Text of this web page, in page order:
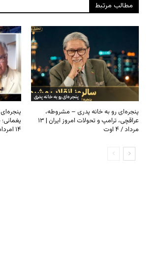
مطالب مرتبط
۱۴ امرداد / ۵ آگوست
پنجره‌ای رو به خانه پدری
پنجره‌ای رو به خانه پدری – مشروطه،
عراقچی، ترامپ و تحولات امروز ایران | ۱۳
مرداد / ۴ اوت